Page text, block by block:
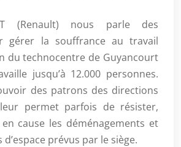
(Renault) nous parle des
gérer la souffrance au travail
du technocentre de Guyancourt
jusqu’à 12.000 personnes.
des patrons des directions
permet parfois de résister,
cause les déménagements et
prévus par le siège.